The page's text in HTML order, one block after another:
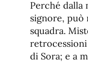
Perché dalla
signore, può
squadra.
di Sora; e a